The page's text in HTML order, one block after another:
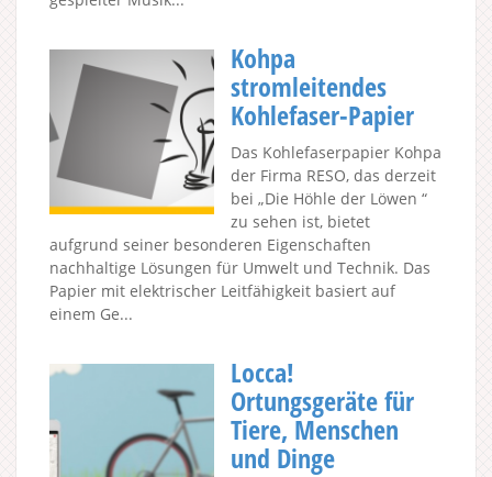
Kohpa
stromleitendes
Kohlefaser-Papier
Das Kohlefaserpapier Kohpa
der Firma RESO, das derzeit
bei „Die Höhle der Löwen “
zu sehen ist, bietet
aufgrund seiner besonderen Eigenschaften
nachhaltige Lösungen für Umwelt und Technik. Das
Papier mit elektrischer Leitfähigkeit basiert auf
einem Ge...
Locca!
Ortungsgeräte für
Tiere, Menschen
und Dinge